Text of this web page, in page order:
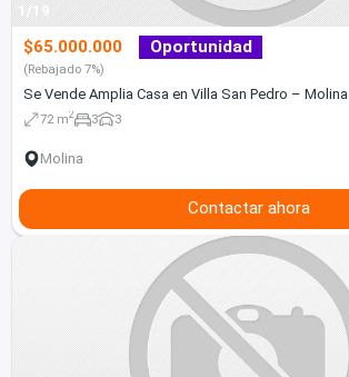
1/19
$65.000.000 Oportunidad
(Rebajado 7%)
Se Vende Amplia Casa en Villa San Pedro – Molina
72 m2 3 3
Molina
Contactar ahora